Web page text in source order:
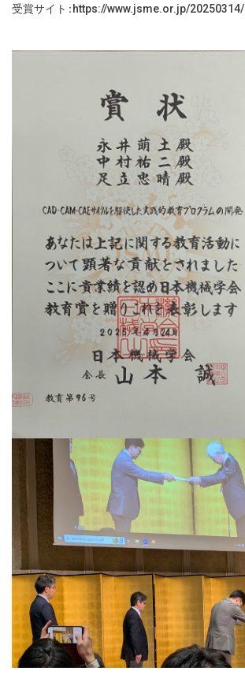
受賞サイ ト： https://www.jsme.or.jp/20250314/